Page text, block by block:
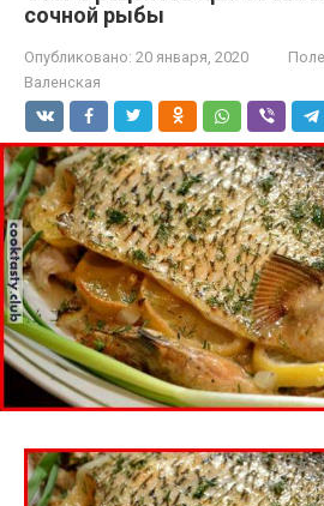
сочной рыбы
Опубликовано: 20 января, 2020
Валенская